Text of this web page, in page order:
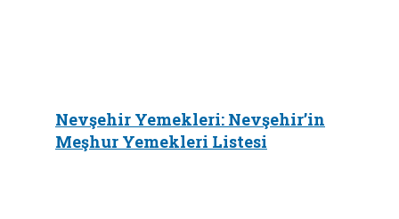
Nevşehir Yemekleri: Nevşehir’in
Meşhur Yemekleri Listesi